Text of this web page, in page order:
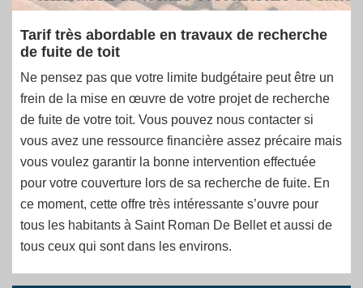
Tarif très abordable en travaux de recherche
de fuite de toit
Ne pensez pas que votre limite budgétaire peut être un
frein de la mise en œuvre de votre projet de recherche
de fuite de votre toit. Vous pouvez nous contacter si
vous avez une ressource financière assez précaire mais
vous voulez garantir la bonne intervention effectuée
pour votre couverture lors de sa recherche de fuite. En
ce moment, cette offre très intéressante s’ouvre pour
tous les habitants à Saint Roman De Bellet et aussi de
tous ceux qui sont dans les environs.